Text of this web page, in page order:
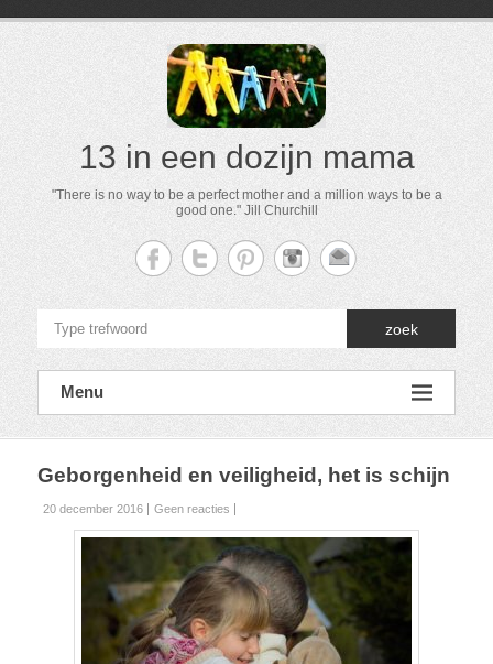
13 in een dozijn mama
"There is no way to be a perfect mother and a million ways to be a
good one." Jill Churchill
zoek
Menu
Geborgenheid en veiligheid, het is schijn
20 december 2016 Geen reacties